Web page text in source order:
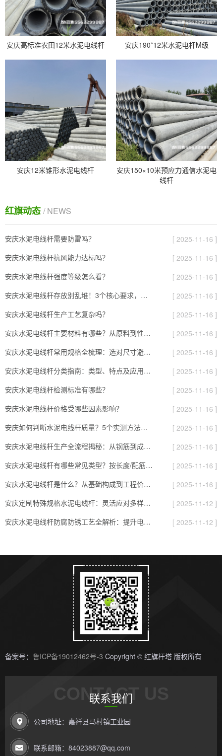
安庆高标准农田12米水泥电线杆 安庆190*12米水泥电杆M级
安庆12米锥形水泥电线杆
安庆150×10米预应力通信水泥电
线杆
红旗动态 / NEWS
安庆水泥电线杆需要防雷吗？
[ 2025-11-16 ]
安庆水泥电线杆抗风能力达标吗？
[ 2025-11-16 ]
安庆水泥电线杆强度等级怎么看？
[ 2025-11-16 ]
安庆水泥电线杆存放别乱堆！3个核心要求，避免风吹雨打变“废杆”
[ 2025-11-16 ]
安庆水泥电线杆生产工艺复杂吗？
[ 2025-11-16 ]
安庆水泥电线杆主要材料有哪些？从原料到性能全解析
[ 2025-11-16 ]
安庆水泥电线杆常用规格全梳理：选对尺寸避开90%的施工坑
[ 2025-11-16 ]
安庆水泥电线杆分类指南：类型、特点及应用场景全解析
[ 2025-11-16 ]
安庆水泥电线杆检测标准有哪些？
[ 2025-11-16 ]
安庆水泥电线杆价格受哪些因素影响？
[ 2025-11-16 ]
安庆如何判断水泥电线杆质量？5个实测方法，避开劣质杆的“隐形坑”
[ 2025-11-16 ]
安庆水泥电线杆生产全流程揭秘：从钢筋到成品，要过8道“耐用关”
[ 2025-11-16 ]
安庆水泥电线杆有哪些常见类型？按长度/配筋/表面分，对应不同场景
[ 2025-11-16 ]
安庆水泥电线杆是什么？从基础构成到工程价值的全面解读
[ 2025-11-16 ]
安庆定制特殊规格水泥电线杆：灵活应对多样化项目需求的实用指南
[ 2025-11-12 ]
安庆水泥电线杆防腐防锈工艺全解析：提升电杆耐用性的关键
[ 2025-11-12 ]
备案号： 鲁ICP备19012462号-3 Copyright © 红旗杆塔 版权所有
CONTACT US
联系我们
公司地址：嘉祥县马村镇工业园
联系邮箱：84023887@qq.com